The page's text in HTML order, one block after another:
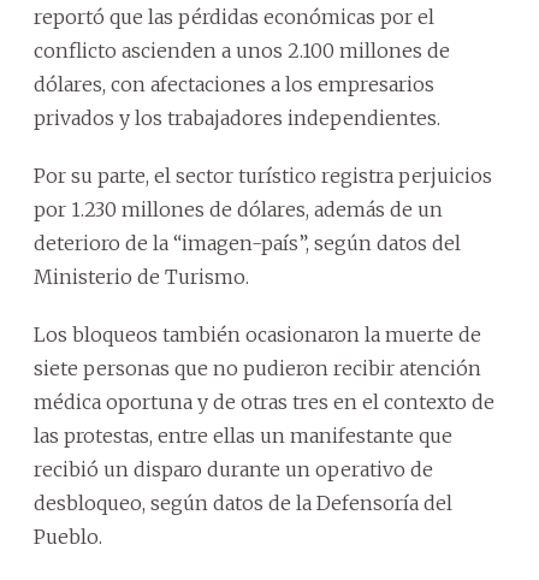
reportó que las pérdidas económicas por el
conflicto ascienden a unos 2.100 millones de
dólares, con afectaciones a los empresarios
privados y los trabajadores independientes.
Por su parte, el sector turístico registra perjuicios
por 1.230 millones de dólares, además de un
deterioro de la “imagen-país”, según datos del
Ministerio de Turismo.
Los bloqueos también ocasionaron la muerte de
siete personas que no pudieron recibir atención
médica oportuna y de otras tres en el contexto de
las protestas, entre ellas un manifestante que
recibió un disparo durante un operativo de
desbloqueo, según datos de la Defensoría del
Pueblo.